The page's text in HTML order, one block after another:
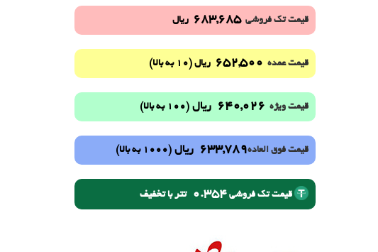
قیمت تک فروشی683,685 ریال
قیمت عمده 652,500 ریال (10 به بالا)
قیمت ویژه 640,026 ریال (100 به بالا)
قیمت فوق العاده633,789 ریال (1000 به بالا)
قیمت تک فروشی 0.354 تتر با تخفیف